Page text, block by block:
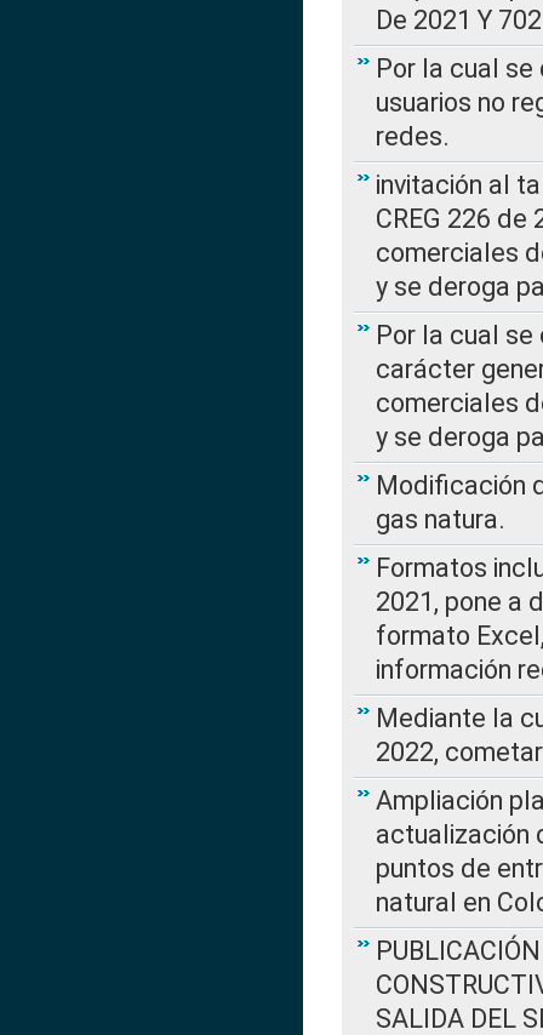
De 2021 Y
Por la cual
usuarios no
redes.
invitación al
CREG 226
comerciales
y se deroga
Por la cual
carácter
comerciales
y se deroga
Modificación
gas natura.
Formatos
2021, pone a
formato
información
Mediante la
2022,
Ampliación
actualización
puntos de
natural en
SALIDA DEL